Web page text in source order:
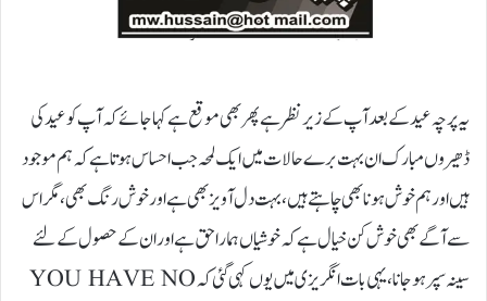
یہ پرچہ عید کے بعد آپ کے زیر نظر ہے پھر بھی موقع ہے کہا جائے کہ آپ کو عید کی
ڈھیروں مبارک ان بہت برے حالات میں ایک لمحہ جب احساس ہوتا ہے کہ ہم موجود
ہیں اور ہم خوش ہونا بھی چاہتے ہیں، بہت دل آویز بھی ہے اور خوش رنگ بھی ، مگر اس
سے آگے بھی خوش کن خیال ہے کہ خوشیاں ہمارا حق ہے اور ان کے حصول کے لئے
سینہ سپر ہو جانا، یہی بات انگریزی میں یوں کہی گئی کہ YOU HAVE NO